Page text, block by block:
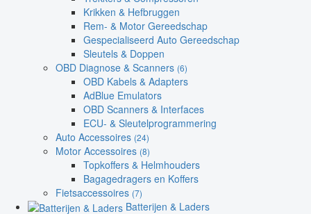
Krikken & Hefbruggen
Rem- & Motor Gereedschap
Gespecialiseerd Auto Gereedschap
Sleutels & Doppen
OBD Diagnose & Scanners (6)
OBD Kabels & Adapters
AdBlue Emulators
OBD Scanners & Interfaces
ECU- & Sleutelprogrammering
Auto Accessoires (24)
Motor Accessoires (8)
Topkoffers & Helmhouders
Bagagedragers en Koffers
Fietsaccessoires (7)
Batterijen & Laders